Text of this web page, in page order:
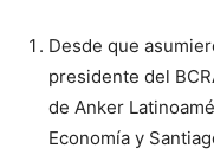
Desde que
presidente del
de Anker
Economía y